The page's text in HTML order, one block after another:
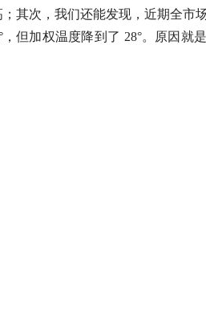
其次，我们还能发现，近期全市
但加权温度降到了 28°。原因就